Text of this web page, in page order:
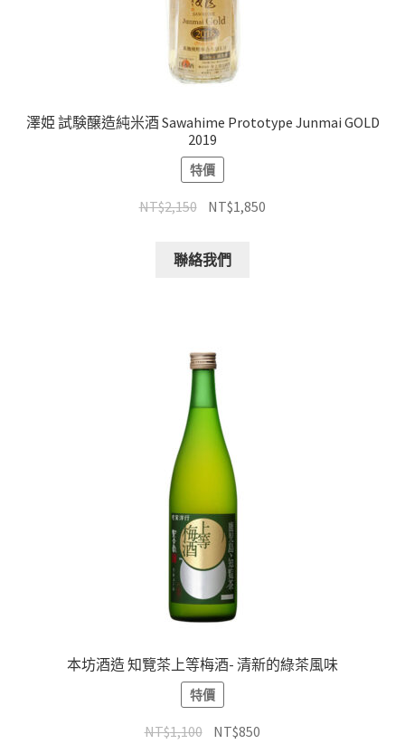
澤姫 試験醸造純米酒 Sawahime Prototype Junmai GOLD
2019
特價
NT$2,150 NT$1,850
聯絡我們
本坊酒造 知覽茶上等梅酒- 清新的綠茶風味
特價
NT$1,100 NT$850